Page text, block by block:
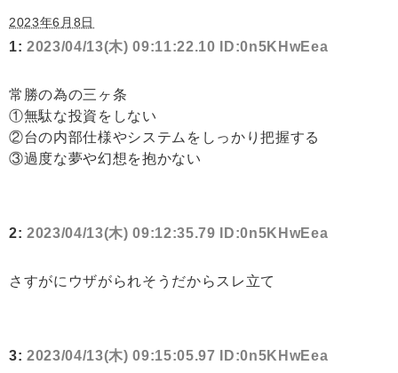
2023年6月8日
1: 2023/04/13(木) 09:11:22.10 ID:0n5KHwEea
常勝の為の三ヶ条
①無駄な投資をしない
②台の内部仕様やシステムをしっかり把握する
③過度な夢や幻想を抱かない
2: 2023/04/13(木) 09:12:35.79 ID:0n5KHwEea
さすがにウザがられそうだからスレ立て
3: 2023/04/13(木) 09:15:05.97 ID:0n5KHwEea